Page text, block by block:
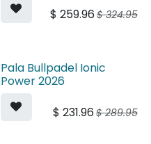
$ 259.96 $324.95
Pala Bullpadel Ionic
Power 2026
$ 231.96 $289.95